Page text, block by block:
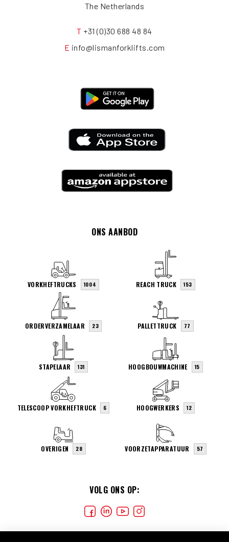
The Netherlands
T +31 (0)30 688 48 84
E info@lismanforklifts.com
VOLG ONS OP:
ONS AANBOD
VORKHEFTRUCKS 1004 REACH TRUCK 153
ORDERVERZAMELAAR 23 PALLETTRUCK 77
STAPELAAR 131 HOOGBOUWMACHINE 15
TELESCOOP VORKHEFTRUCK 6 HOOGWERKERS 12
OVERIGEN 28 VOORZETAPPARATUUR 57